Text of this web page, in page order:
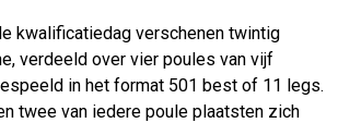
kwalificatiedag verschenen twintig
verdeeld over vier poules van vijf
in het format 501 best of 11 legs.
twee van iedere poule plaatsten zich